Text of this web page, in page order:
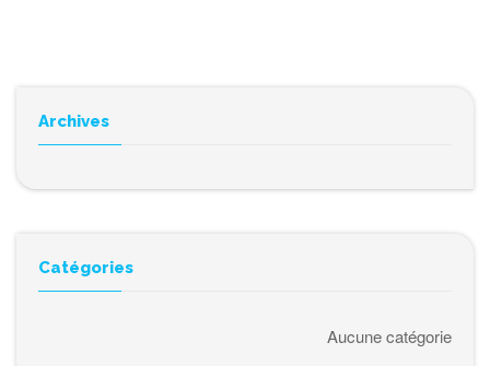
Archives
Catégories
Aucune catégorie